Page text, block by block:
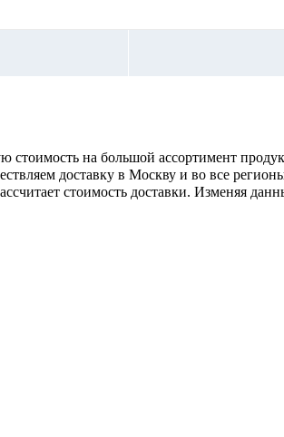
стоимость на большой ассортимент
доставку в Москву и во все
стоимость доставки. Изменяя